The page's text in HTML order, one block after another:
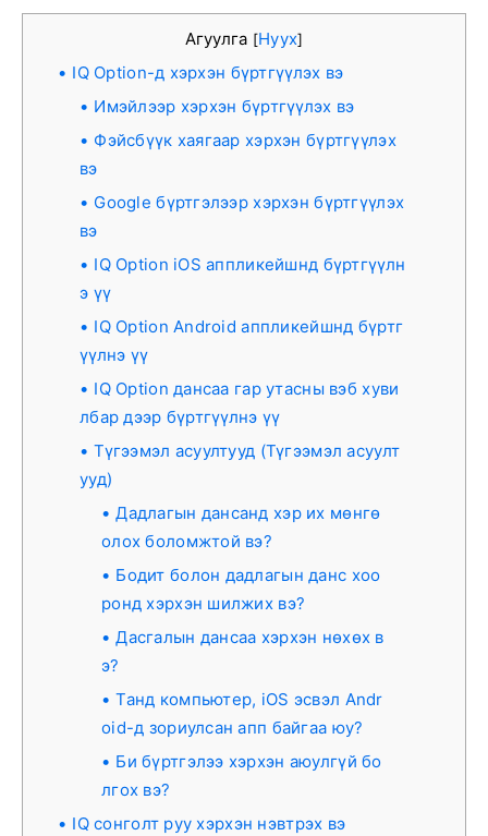
Агуулга [Нуух]
IQ Option-д хэрхэн бүртгүүлэх вэ
Имэйлээр хэрхэн бүртгүүлэх вэ
Фэйсбүүк хаягаар хэрхэн бүртгүүлэх
вэ
Google бүртгэлээр хэрхэн бүртгүүлэх
вэ
IQ Option iOS аппликейшнд бүртгүүлн
э үү
IQ Option Android аппликейшнд бүртг
үүлнэ үү
IQ Option дансаа гар утасны вэб хуви
лбар дээр бүртгүүлнэ үү
Түгээмэл асуултууд (Түгээмэл асуулт
ууд)
Дадлагын дансанд хэр их мөнгө
олох боломжтой вэ?
Бодит болон дадлагын данс хоо
ронд хэрхэн шилжих вэ?
Дасгалын дансаа хэрхэн нөхөх в
э?
Танд компьютер, iOS эсвэл Andr
oid-д зориулсан апп байгаа юу?
Би бүртгэлээ хэрхэн аюулгүй бо
лгох вэ?
IQ сонголт руу хэрхэн нэвтрэх вэ